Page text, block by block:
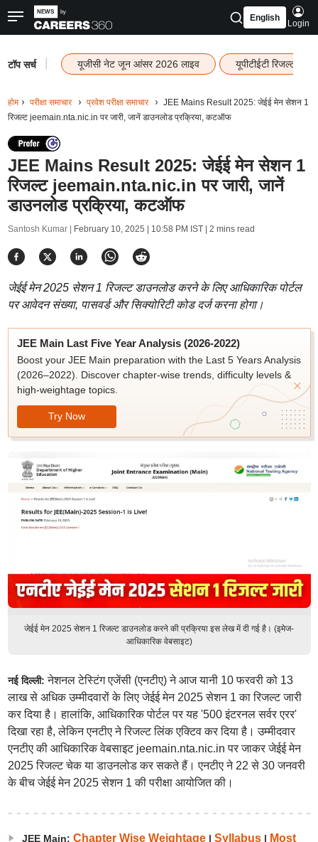
English
Login
टॉप सर्च यूजीसी नेट जून आंसर 2026 लाइव यूपीटीईटी रिजल्ट
होम परीक्षा समाचार प्रवेश परीक्षा समाचार
JEE Mains Result 2025: जेईई मेन सेशन 1
रिजल्ट jeemain.nta.nic.in पर जारी, जानें डाउनलोड प्रक्रिया, कटऑफ
JEE Mains Result 2025: जेईई मेन सेशन 1
रिजल्ट jeemain.nta.nic.in पर जारी, जानें
डाउनलोड प्रक्रिया, कटऑफ
Santosh Kumar | February 10, 2025 | 10:58 PM IST| 2 mins read
जेईई मेन 2025 सेशन 1 रिजल्ट डाउनलोड करने के लिए आधिकारिक पोर्टल
पर आवेदन संख्या, पासवर्ड और सिक्योरिटी कोड दर्ज करना होगा।
JEE Main Last Five Year Analysis (2026-2022)
Boost your JEE Main preparation with the Last 5 Years Analysis
(2026–2022). Discover chapter-wise trends, difficulty levels &
high-weightage topics.
Try Now
जेईई मेन 2025 सेशन 1 रिजल्ट डाउनलोड करने की प्रक्रिया इस लेख में दी गई है। (इमेज-
आधिकारिक वेबसाइट)
नई दिल्ली: नेशनल टेस्टिंग एजेंसी (एनटीए) ने आज यानी 10 फरवरी को 13
लाख से अधिक उम्मीदवारों के लिए जेईई मेन 2025 सेशन 1 का रिजल्ट जारी
कर दिया है। हालांकि, आधिकारिक पोर्टल पर यह '500 इंटरनल सर्वर एरर'
दिखा रहा है, लेकिन एनटीए ने रिजल्ट लिंक एक्टिव कर दिया है। उम्मीदवार
एनटीए की आधिकारिक वेबसाइट jeemain.nta.nic.in पर जाकर जेईई मेन
2025 रिजल्ट चेक या डाउनलोड कर सकते हैं। एनटीए ने 22 से 30 जनवरी
के बीच जेईई मेन 2025 सेशन 1 की परीक्षा आयोजित की।
JEE Main: Chapter Wise Weightage| Syllabus| Most